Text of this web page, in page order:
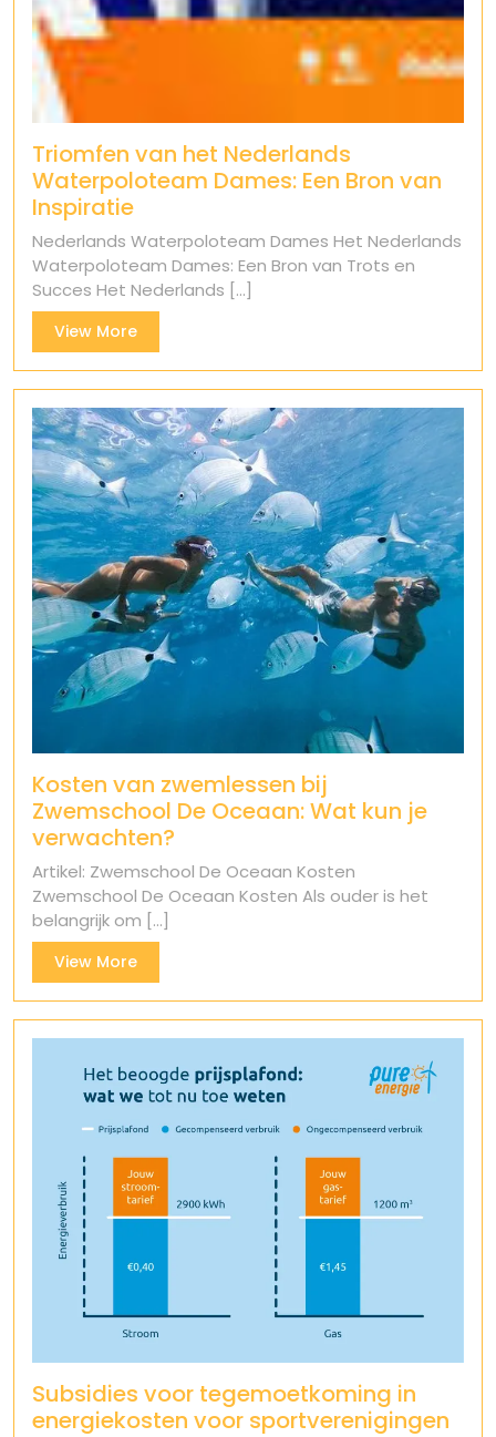
Triomfen van het Nederlands
Waterpoloteam Dames: Een Bron van
Inspiratie
Nederlands Waterpoloteam Dames Het Nederlands
Waterpoloteam Dames: Een Bron van Trots en
Succes Het Nederlands [...]
View MoreView
More
Kosten van zwemlessen bij
Zwemschool De Oceaan: Wat kun je
verwachten?
Artikel: Zwemschool De Oceaan Kosten
Zwemschool De Oceaan Kosten Als ouder is het
belangrijk om [...]
View MoreView
More
Subsidies voor tegemoetkoming in
energiekosten voor sportverenigingen